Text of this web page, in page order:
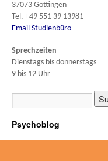
37073 Göttingen
Tel. +49 551 39 13981
Email Studienbüro
Sprechzeiten
Dienstags bis donnerstags
9 bis 12 Uhr
Psychoblog